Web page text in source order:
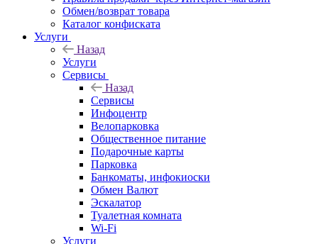
Обмен/возврат товара
Каталог конфиската
Услуги
Назад
Услуги
Сервисы
Назад
Сервисы
Инфоцентр
Велопарковка
Общественное питание
Подарочные карты
Парковка
Банкоматы, инфокиоски
Обмен Валют
Эскалатор
Туалетная комната
Wi-Fi
Услуги